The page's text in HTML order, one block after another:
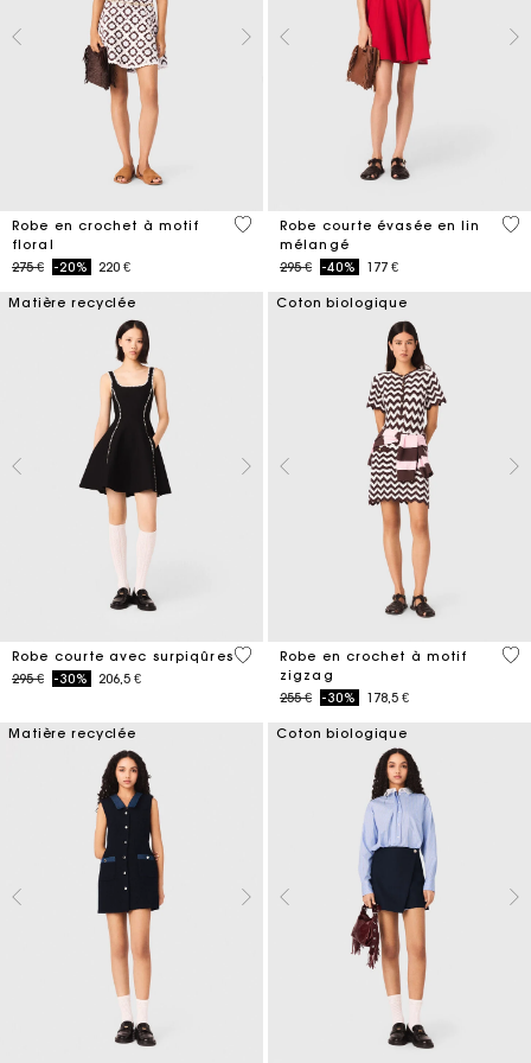
Robe en crochet à motif
floral
Price reduced from
275 €to-20% 220 €
5 out of 5 Customer Rating
Robe courte évasée en lin
mélangé
Price reduced from
295 €to-40% 177 €
3,3
Matière recyclée
Robe courte avec surpiqûres
Price reduced from
295 €to-30% 206,5 €
5 out of 5 Customer Rating
Coton biologique
Robe en crochet à motif
zigzag
Price reduced from
255 €to-30% 178,5 €
4,3
Matière recyclée Coton biologique